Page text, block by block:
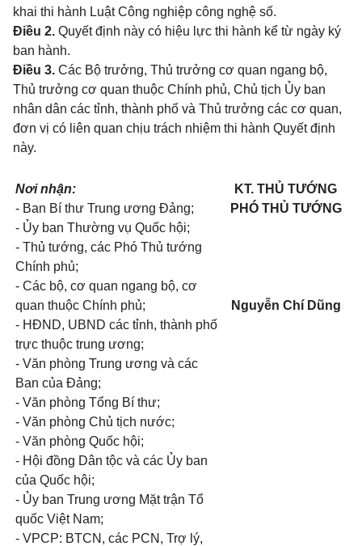
khai thi hành Luật Công nghiệp công nghệ số.
Điều 2. Quyết định này có hiệu lực thi hành kể từ ngày ký
ban hành.
Điều 3. Các Bộ trưởng, Thủ trưởng cơ quan ngang bộ,
Thủ trưởng cơ quan thuộc Chính phủ, Chủ tịch Ủy ban
nhân dân các tỉnh, thành phố và Thủ trưởng các cơ quan,
đơn vị có liên quan chịu trách nhiệm thi hành Quyết định
này.
Nơi nhận:
- Ban Bí thư Trung ương Đảng;
- Ủy ban Thường vụ Quốc hội;
- Thủ tướng, các Phó Thủ tướng
Chính phủ;
- Các bộ, cơ quan ngang bộ, cơ
quan thuộc Chính phủ;
- HĐND, UBND các tỉnh, thành phố
trực thuộc trung ương;
- Văn phòng Trung ương và các
Ban của Đảng;
- Văn phòng Tổng Bí thư;
- Văn phòng Chủ tịch nước;
- Văn phòng Quốc hội;
- Hội đồng Dân tộc và các Ủy ban
của Quốc hội;
- Ủy ban Trung ương Mặt trận Tổ
quốc Việt Nam;
- VPCP: BTCN, các PCN, Trợ lý,
KT. THỦ TƯỚNG
PHÓ THỦ TƯỚNG
Nguyễn Chí Dũng